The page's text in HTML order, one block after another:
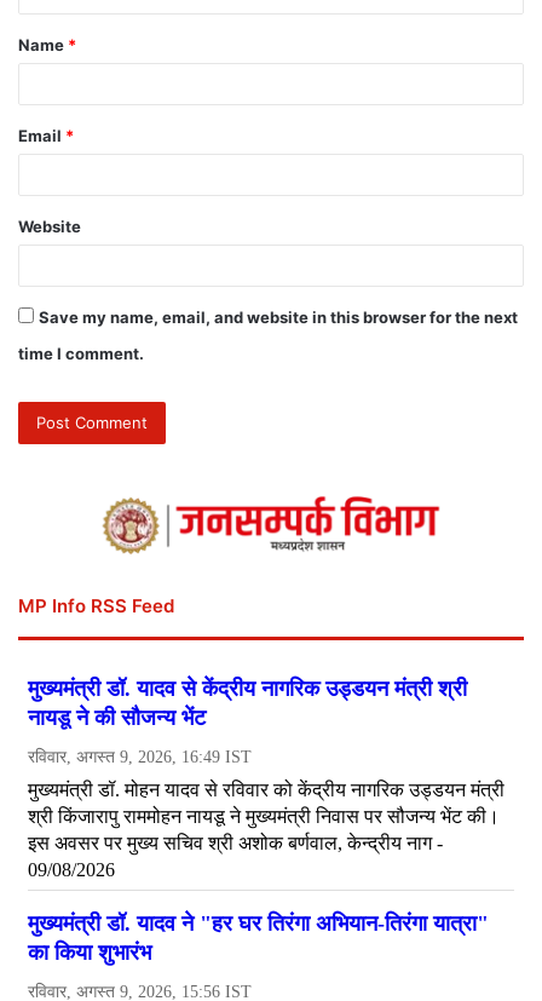
Name *
Email *
Website
Save my name, email, and website in this browser for the next
time I comment.
MP Info RSS Feed